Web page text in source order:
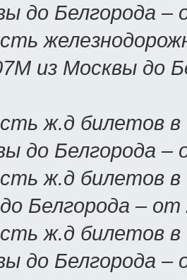
до Белгорода
из Москвы до
ж.д билетов в
до Белгорода
ж.д билетов в
Белгорода – от
ж.д билетов в
до Белгорода